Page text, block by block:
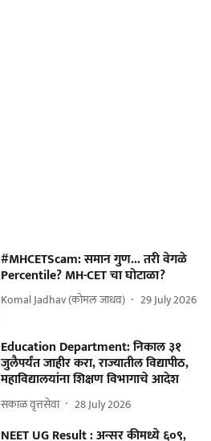
#MHCETScam: समान गुण... तरी वेगळे
Percentile? MH-CET चा घोटाळा?
Komal Jadhav (कोमल जाधव) 29 July 2026
Education Department: निकाल ३१
जुलैपर्यंत जाहीर करा, राज्यातील विद्यापीठ,
महाविद्यालयांना शिक्षण विभागाचे आदेश
सकाळ वृत्तसेवा 28 July 2026
NEET UG Result : अन्सर कीमध्ये ६०९,